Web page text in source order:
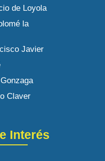
de Loyola
la
Javier
Claver
Interés